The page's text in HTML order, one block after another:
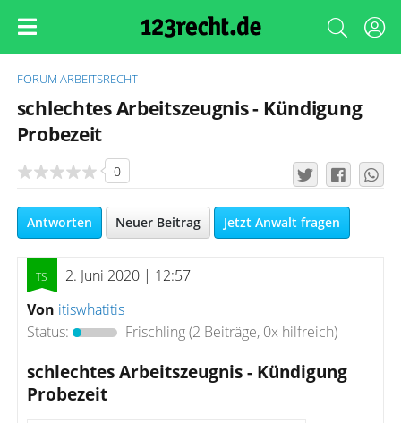
FORUM ARBEITSRECHT
schlechtes Arbeitszeugnis - Kündigung
Probezeit
0
Antworten Neuer Beitrag Jetzt Anwalt fragen
2. Juni 2020 | 12:57
Von itiswhatitis
Status:
Frischling(2 Beiträge, 0x hilfreich)
schlechtes Arbeitszeugnis - Kündigung
Probezeit